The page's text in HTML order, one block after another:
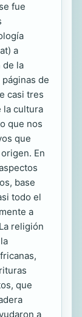
fue
a
de la
de
casi tres
la cultura
que nos
que
En
base
todo el
a
religión
que
a